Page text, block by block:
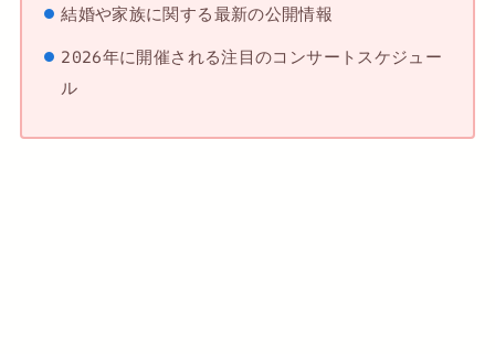
結婚や家族に関する最新の公開情報
2026年に開催される注目のコンサートスケジュー
ル